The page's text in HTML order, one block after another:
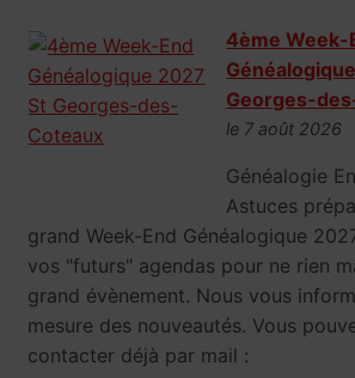
4ème Week-
Georges-
le 7 août 2026
Généalogie
Astuces
grand Week-End Généalogique
vos "futurs" agendas pour ne rien
grand évènement. Nous vous
mesure des nouveautés. Vous
contacter déjà par mail :